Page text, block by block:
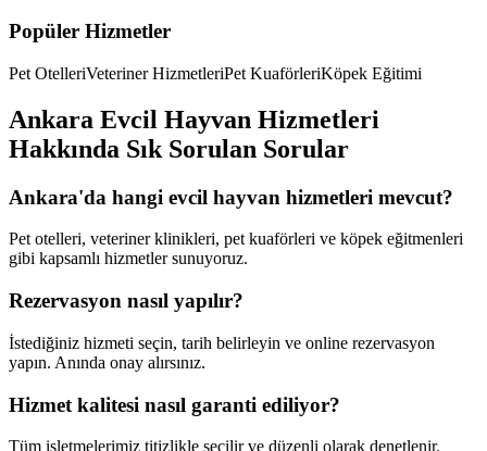
Popüler Hizmetler
Pet OtelleriVeteriner HizmetleriPet KuaförleriKöpek Eğitimi
Ankara Evcil Hayvan Hizmetleri
Hakkında Sık Sorulan Sorular
Ankara'da hangi evcil hayvan hizmetleri mevcut?
Pet otelleri, veteriner klinikleri, pet kuaförleri ve köpek eğitmenleri
gibi kapsamlı hizmetler sunuyoruz.
Rezervasyon nasıl yapılır?
İstediğiniz hizmeti seçin, tarih belirleyin ve online rezervasyon
yapın. Anında onay alırsınız.
Hizmet kalitesi nasıl garanti ediliyor?
Tüm işletmelerimiz titizlikle seçilir ve düzenli olarak denetlenir.